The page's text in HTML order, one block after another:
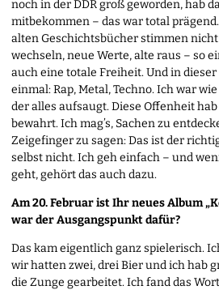
noch in der DDR groß geworden, hab
mitbekommen – das war total
alten Geschichtsbücher stimmen
wechseln, neue Werte, alte raus – so
auch eine totale Freiheit. Und in
einmal: Rap, Metal, Techno. Ich war
der alles aufsaugt. Diese Offenheit
bewahrt. Ich mag’s, Sachen zu
Zeigefinger zu sagen: Das ist der
selbst nicht. Ich geh einfach – und
geht, gehört das auch dazu.
Am 20. Februar ist Ihr neues Album
war der Ausgangspunkt dafür?
Das kam eigentlich ganz spielerisch.
wir hatten zwei, drei Bier und ich hab
die Zunge gearbeitet. Ich fand das